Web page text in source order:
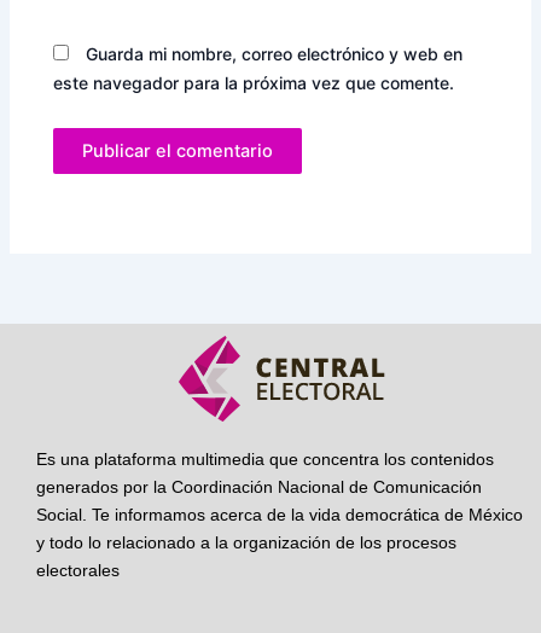
Guarda mi nombre, correo electrónico y web en
este navegador para la próxima vez que comente.
Es una plataforma multimedia que concentra los contenidos
generados por la Coordinación Nacional de Comunicación
Social. Te informamos acerca de la vida democrática de México
y todo lo relacionado a la organización de los procesos
electorales